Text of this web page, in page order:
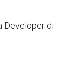
Developer di